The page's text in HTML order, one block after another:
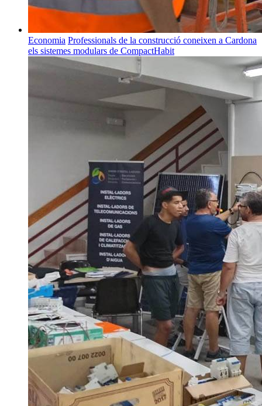
Economia Professionals de la construcció coneixen a Cardona
els sistemes modulars de CompactHabit